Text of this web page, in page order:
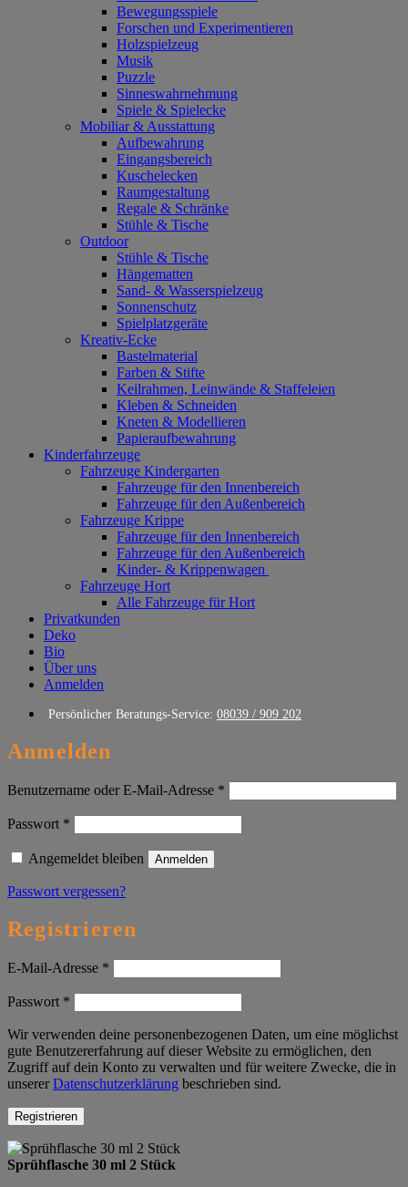
Bewegungsspiele
Forschen und Experimentieren
Holzspielzeug
Musik
Puzzle
Sinneswahrnehmung
Spiele & Spielecke
Mobiliar & Ausstattung
Aufbewahrung
Eingangsbereich
Kuschelecken
Raumgestaltung
Regale & Schränke
Stühle & Tische
Outdoor
Stühle & Tische
Hängematten
Sand- & Wasserspielzeug
Sonnenschutz
Spielplatzgeräte
Kreativ-Ecke
Bastelmaterial
Farben & Stifte
Keilrahmen, Leinwände & Staffeleien
Kleben & Schneiden
Kneten & Modellieren
Papieraufbewahrung
Kinderfahrzeuge
Fahrzeuge Kindergarten
Fahrzeuge für den Innenbereich
Fahrzeuge für den Außenbereich
Fahrzeuge Krippe
Fahrzeuge für den Innenbereich
Fahrzeuge für den Außenbereich
Kinder- & Krippenwagen
Fahrzeuge Hort
Alle Fahrzeuge für Hort
Privatkunden
Deko
Bio
Über uns
Anmelden
Persönlicher Beratungs-Service: 08039 / 909 202
Anmelden
Benutzername oder E-Mail-Adresse *
Passwort *
Angemeldet bleiben Anmelden
Passwort vergessen?
Registrieren
E-Mail-Adresse *
Passwort *
Wir verwenden deine personenbezogenen Daten, um eine möglichst
gute Benutzererfahrung auf dieser Website zu ermöglichen, den
Zugriff auf dein Konto zu verwalten und für weitere Zwecke, die in
unserer Datenschutzerklärung beschrieben sind.
Registrieren
Sprühflasche 30 ml 2 Stück